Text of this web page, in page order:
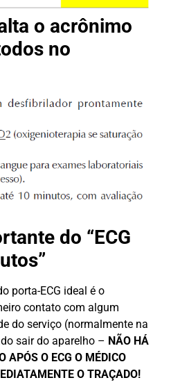
o acrônimo
no
do “ECG
porta-ECG ideal é o
contato com algum
do serviço (normalmente na
sair do aparelho – NÃO HÁ
APÓS O ECG O MÉDICO
O TRAÇADO!